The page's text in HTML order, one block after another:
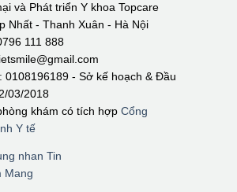
và Phát triển Y khoa Topcare
Nhất - Thanh Xuân - Hà Nội
111 888
0108196189 - Sở kế hoạch & Đầu
03/2018
khám có tích hợp Cổng
Y tế